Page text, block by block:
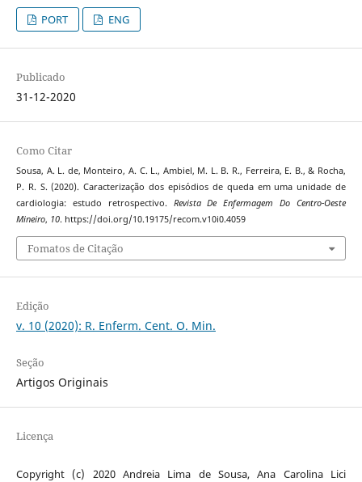
PORT ENG
Publicado
31-12-2020
Como Citar
Sousa, A. L. de, Monteiro, A. C. L., Ambiel, M. L. B. R., Ferreira, E. B., & Rocha,
P. R. S. (2020). Caracterização dos episódios de queda em uma unidade de
cardiologia: estudo retrospectivo. Revista De Enfermagem Do Centro-Oeste
Mineiro, 10. https://doi.org/10.19175/recom.v10i0.4059
Fomatos de Citação
Edição
v. 10 (2020): R. Enferm. Cent. O. Min.
Seção
Artigos Originais
Licença
Copyright (c) 2020 Andreia Lima de Sousa, Ana Carolina Lici